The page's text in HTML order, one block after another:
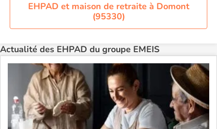
EHPAD et maison de retraite à Domont
(95330)
Actualité des EHPAD du groupe EMEIS